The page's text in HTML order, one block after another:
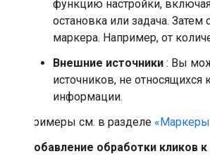
функцию настройки,
остановка или задача.
маркера. Например, от
Внешние источники : Вы
источников, не
информации.
Примеры см. в разделе «Маркеры
Добавление обработки кликов